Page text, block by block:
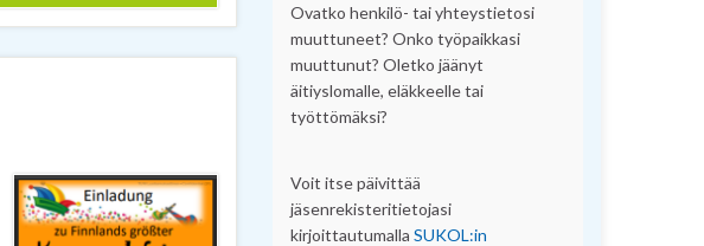
Ovatko henkilö- tai yhteystietosi
muuttuneet? Onko työpaikkasi
muuttunut? Oletko jäänyt
äitiyslomalle, eläkkeelle tai
työttömäksi?
Voit itse päivittää
jäsenrekisteritietojasi
kirjoittautumalla SUKOL:in